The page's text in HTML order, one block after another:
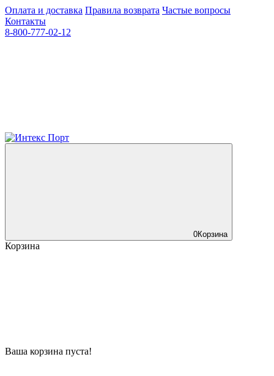
Оплата и доставка Правила возврата Частые вопросы
Контакты
8-800-777-02-12
0Корзина
Корзина
Ваша корзина пуста!